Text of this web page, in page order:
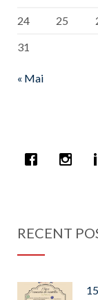
24
25
31
« Mai
RECENT